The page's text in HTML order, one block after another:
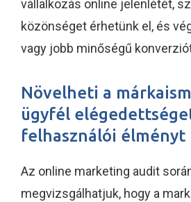
vállalkozás online jelenlétét,
közönséget érhetünk el, és
vagy jobb minőségű
Növelheti a
ügyfél
felhasználói élményt
Az online marketing audit
megvizsgálhatjuk, hogy a